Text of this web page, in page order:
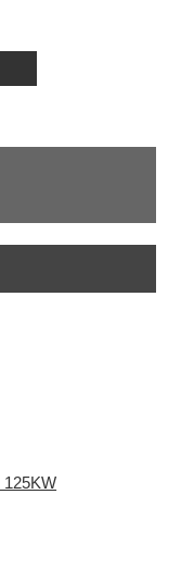
125KW